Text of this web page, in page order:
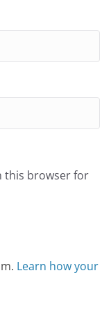
this browser for
Learn how your